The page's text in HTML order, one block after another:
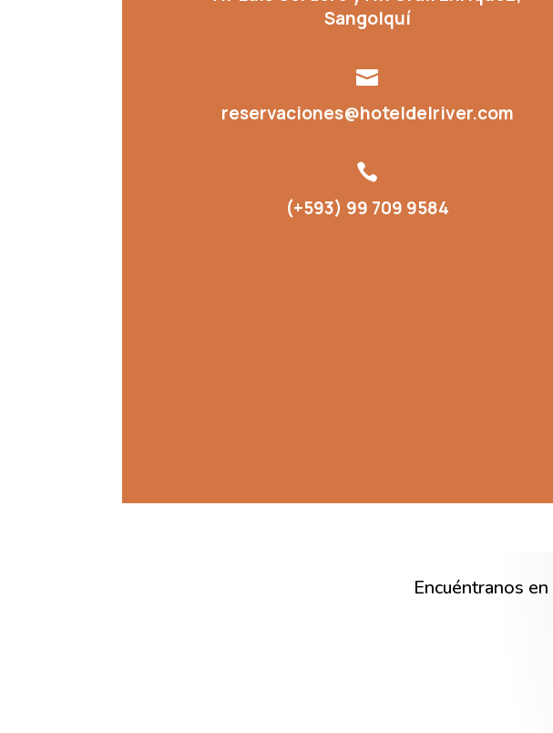
Sangolquí

reservaciones@hoteldelriver.com

(+593) 99 709 9584
Encuéntranos